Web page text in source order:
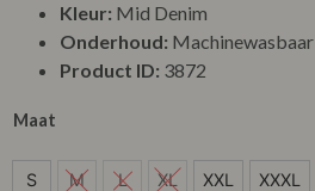
Kleur: Mid Denim
Onderhoud: Machinewasbaar
Product ID: 3872
Maat
S
S M L XL XXL XXXL